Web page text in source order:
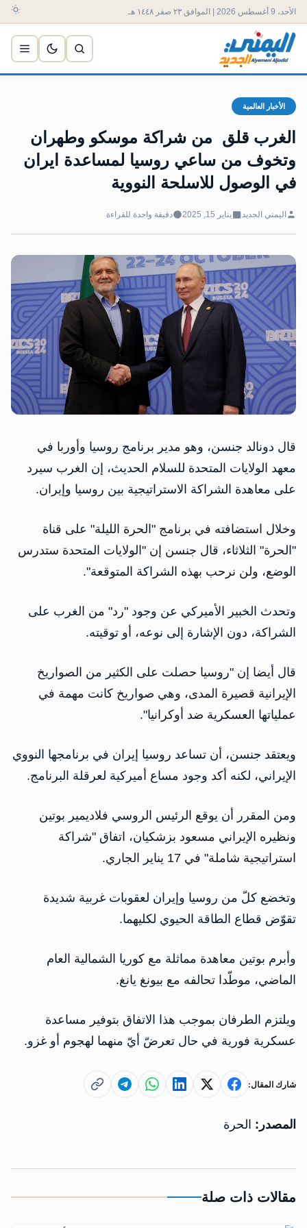
الأحد، 9 أغسطس 2026 | الموافق ٢٣ صفر ١٤٤٨ هـ
الأخبار العالمية
الغرب قلق من شراكة موسكو وطهران
وتخوف من ساعي روسيا لمساعدة ايران
في الوصول للاسلحة النووية
اليمني الجديد يناير 15, 2025 دقيقة واحدة للقراءة
قال دونالد جنسن، وهو مدير برنامج روسيا وأوربا في
معهد الولايات المتحدة للسلام الحديث، إن الغرب سيرد
على معاهدة الشراكة الاستراتيجية بين روسيا وإيران.
وخلال استضافته في برنامج "الحرة الليلة" على قناة
"الحرة" الثلاثاء، قال جنسن إن "الولايات المتحدة ستدرس
الوضع، ولن نرحب بهذه الشراكة المتوقعة".
وتحدث الخبير الأميركي عن وجود "رد" من الغرب على
الشراكة، دون الإشارة إلى نوعه، أو توقيته.
قال أيضا إن "روسيا حصلت على الكثير من الصواريخ
الإيرانية قصيرة المدى، وهي صواريخ كانت مهمة في
عملياتها العسكرية ضد أوكرانيا".
ويعتقد جنسن، أن تساعد روسيا إيران في برنامجها النووي
الإيراني، لكنه أكد وجود مساع أميركية لعرقلة البرنامج.
ومن المقرر أن يوقع الرئيس الروسي فلاديمير بوتين
ونظيره الإيراني مسعود بزشكيان، اتفاق "شراكة
استراتيجية شاملة" في 17 يناير الجاري.
وتخضع كلّ من روسيا وإيران لعقوبات غربية شديدة
تقوّض قطاع الطاقة الحيوي لكليهما.
وأبرم بوتين معاهدة مماثلة مع كوريا الشمالية العام
الماضي، موطّدا تحالفه مع بيونغ يانغ.
ويلتزم الطرفان بموجب هذا الاتفاق بتوفير مساعدة
عسكرية فورية في حال تعرضّ أيّ منهما لهجوم أو غزو.
شارك المقال:
المصدر: الحرة
مقالات ذات صلة